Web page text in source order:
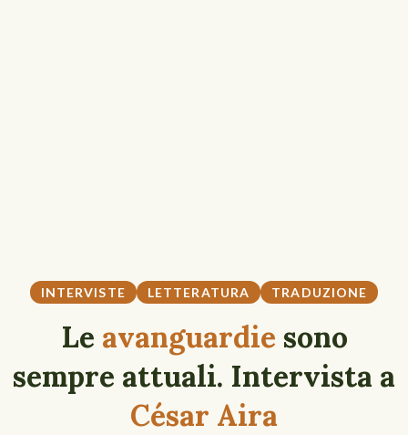
INTERVISTE LETTERATURA TRADUZIONE
Le avanguardie sono
sempre attuali. Intervista a
César Aira